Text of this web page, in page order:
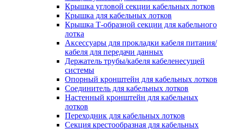
Крышка угловой секции кабельных лотков
Крышка для кабельных лотков
Крышка Т-образной секции для кабельного
лотка
Аксессуары для прокладки кабеля питания/
кабеля для передачи данных
Держатель трубы/кабеля кабеленесущей
системы
Опорный кронштейн для кабельных лотков
Соединитель для кабельных лотков
Настенный кронштейн для кабельных
лотков
Переходник для кабельных лотков
Секция крестообразная для кабельных